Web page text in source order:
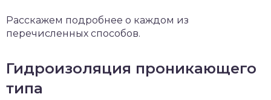
Расскажем подробнее о каждом из
перечисленных способов.
Гидроизоляция проникающего
типа